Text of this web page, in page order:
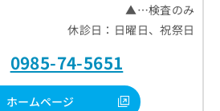
▲…検査のみ
休診日：日曜日、祝祭日
0985-74-5651
ホームページ